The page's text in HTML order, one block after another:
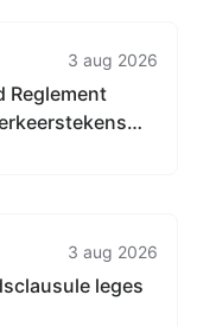
3 aug 2026
Reglement
3 aug 2026
leges